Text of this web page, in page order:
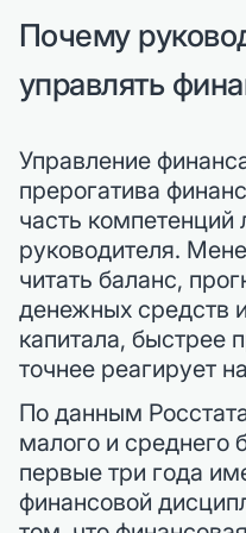
Почему
управлять
Управление
прерогатива
часть
руководителя.
читать баланс,
денежных средств
капитала, быстрее
точнее реагирует
По данным
малого и среднего
первые три года
финансовой